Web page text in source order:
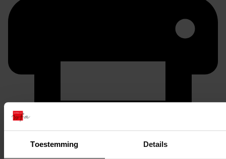
Toestemming Details
Printen
duurzaam webadres